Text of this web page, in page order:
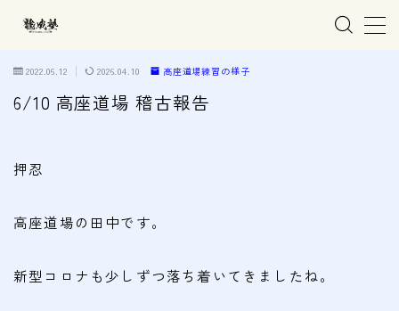
MENU
親子で学ぶ空手
練習会場
名古屋市西区の道場
2022.06.12 2026.04.10 高座道場練習の様子
6/10 高座道場 稽古報告
押忍
高座道場の田中です。
新型コロナも少しずつ落ち着いてきましたね。